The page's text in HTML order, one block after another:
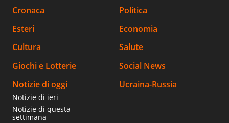
Cronaca
Politica
Esteri
Economia
Cultura
Salute
Giochi e Lotterie
Social News
Notizie di oggi
Notizie di ieri
Notizie di questa
settimana
Ucraina-Russia